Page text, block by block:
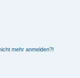
mehr anmelden?!